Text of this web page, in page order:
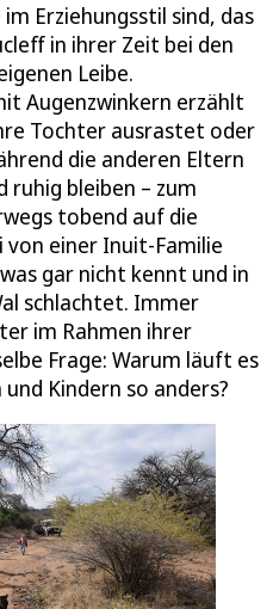
Erziehungsstil sind, das
in ihrer Zeit bei den
Leibe.
Augenzwinkern erzählt
Tochter ausrastet oder
die anderen Eltern
ruhig bleiben – zum
tobend auf die
von einer Inuit-Familie
gar nicht kennt und in
schlachtet. Immer
im Rahmen ihrer
Frage: Warum läuft es
Kindern so anders?